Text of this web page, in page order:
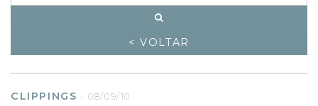
< VOLTAR
CLIPPINGS -08/09/10